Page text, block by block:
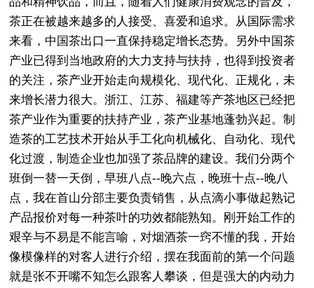
茶正在被越来越多的人接受、喜爱和追求。从国际需求
来看，中国茶出口一直保持稳定增长态势。另外中国茶
产业已得到当地政府的大力支持与扶持，也得到投资者
的关注，茶产业开始走向规模化、现代化、正规化，未
来增长潜力很大。浙江、江苏、福建等产茶地区已经把
茶产业作为重要的扶持产业，茶产业基地蓬勃兴起。制
造茶的工艺技术开始从手工化向机械化、自动化、现代
化过渡，制造企业也加强了茶品牌的建设。我们分两个
班倒一替一天倒，早班八点--晚六点，晚班十点--晚八
点，我在首山分部主要负责销售，从点滴小事做起熟记
产品报价对每一种茶叶的功效都能熟知。刚开始工作的
艰辛与不易是不能言喻，对烟酒茶一窍不懂的我，开始
像模像样的对客人进行介绍，摆在我面前的第一个问题
就是张不开嘴不知怎么跟客人攀谈，但是强大的内动力